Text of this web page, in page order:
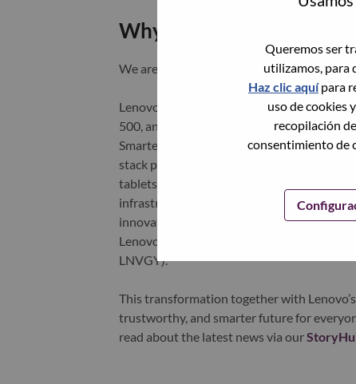
Queremos ser
utilizamos, para
Haz clic aquípara
uso de cookies
recopilación
consentimiento de
Why Work at Lenovo
We are Lenovo. We do what we say. We
Lenovo is a US$83 billion revenue global
500, and serving millions of customers
Smarter Technology for All, Lenovo has
stack portfolio of AI-enabled, AI-ready,
tablets), infrastructure (server, storage,
infrastructure), software, solutions, and
innovation is building a more equitable,
Lenovo is listed on the Hong Kong stock
LNVGY).
This transformation together with
trustworthy, and smarter future for
read about the latest news via our